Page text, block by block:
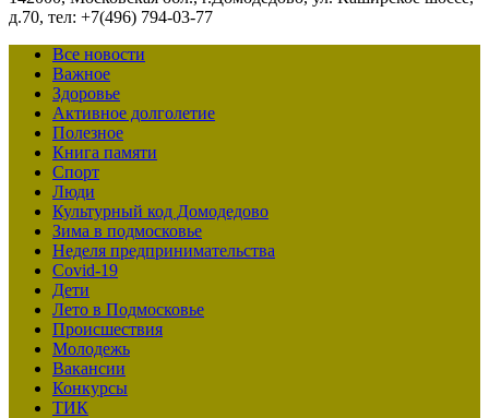
д.70, тел: +7(496) 794-03-77
Все новости
Важное
Здоровье
Активное долголетие
Полезное
Книга памяти
Спорт
Люди
Культурный код Домодедово
Зима в подмосковье
Неделя предпринимательства
Covid-19
Дети
Лето в Подмосковье
Происшествия
Молодежь
Вакансии
Конкурсы
ТИК